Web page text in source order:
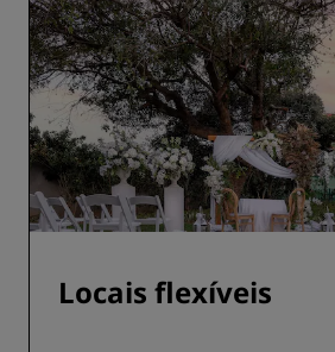
Locais flexíveis